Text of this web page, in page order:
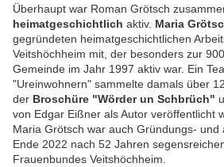
Überhaupt war Roman Grötsch
heimatgeschichtlich aktiv. Maria
gegründeten heimatgeschichtlichen
Veitshöchheim mit, der besonders zur
Gemeinde im Jahr 1997 aktiv war. Ein
"Ureinwohnern" sammelte damals über
der Broschüre "Wörder un Schbrüch"
von Edgar Eißner als Autor veröffentlicht
Maria Grötsch war auch Gründungs- und
Ende 2022 nach 52 Jahren
Frauenbundes Veitshöchheim.